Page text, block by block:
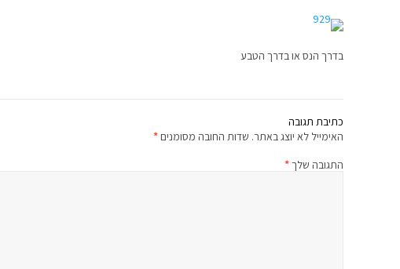
בדרך הנס או בדרך הטבע
כתיבת תגובה
האימייל לא יוצג באתר. שדות החובה מסומנים*
התגובה שלך*